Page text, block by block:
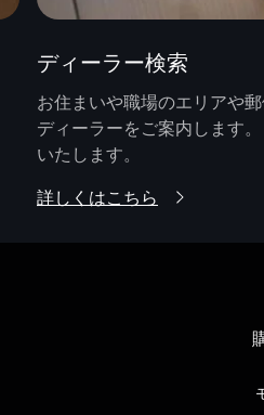
ディーラー検索
お住まいや職場のエリアや
ディーラーをご案内します
いたします。
詳しくはこちら